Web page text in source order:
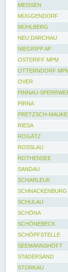
MEISSEN
MÜGGENDORF
MÜHLBERG
NEU DARCHAU
NIEGRIPP AP
OSTERIFF MPM
OTTERNDORF
OVER
PINNAU-
PIRNA
PRETZSCH-
RIESA
ROGÄTZ
ROSSLAU
ROTHENSEE
SANDAU
SCHARLEUK
SCHNACKENBURG
SCHULAU
SCHÖNA
SCHÖNEBECK
SCHÖPFSTELLE
SEEMANNSHÖFT
STADERSAND
STORKAU